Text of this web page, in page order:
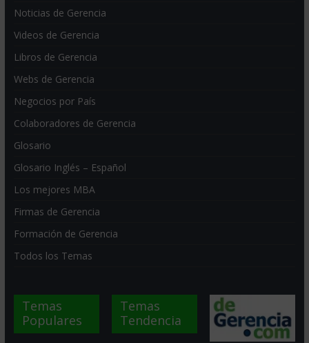
Noticias de Gerencia
Videos de Gerencia
Libros de Gerencia
Webs de Gerencia
Negocios por País
Colaboradores de Gerencia
Glosario
Glosario Inglés – Español
Los mejores MBA
Firmas de Gerencia
Formación de Gerencia
Todos los Temas
Temas
Populares
Temas
Tendencia